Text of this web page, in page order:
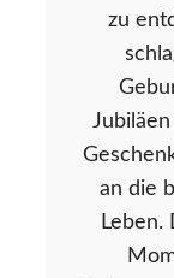
zu
an die
Leben.